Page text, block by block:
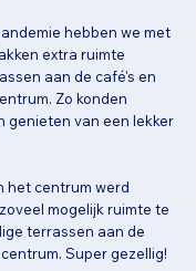
hebben we met
extra ruimte
aan de café's en
Zo konden
genieten van een lekker
het centrum werd
mogelijk ruimte te
terrassen aan de
Super gezellig!